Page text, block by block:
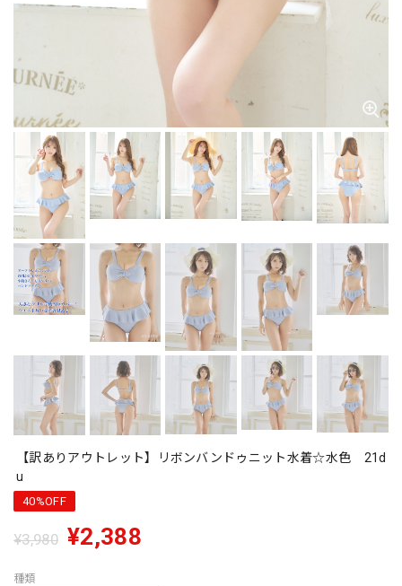
【訳ありアウトレット】リボンバンドゥニット水着☆水色 21d
u
40%OFF
¥3,980 ¥2,388
種類